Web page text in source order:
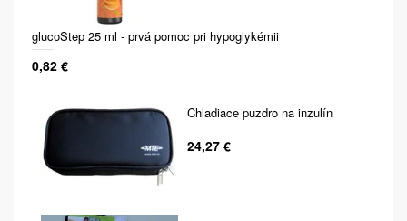
glucoStep 25 ml - prvá pomoc pri hypoglykémii
0,82 €
Chladiace puzdro na inzulín
24,27 €